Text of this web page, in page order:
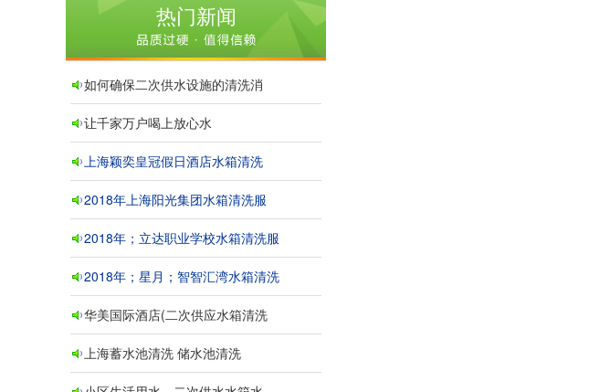
热门新闻
如何确保二次供水设施的清洗消
让千家万户喝上放心水
上海颖奕皇冠假日酒店水箱清洗
2018年上海阳光集团水箱清洗服
2018年；立达职业学校水箱清洗服
2018年；星月；智智汇湾水箱清洗
华美国际酒店(二次供应水箱清洗
上海蓄水池清洗 储水池清洗